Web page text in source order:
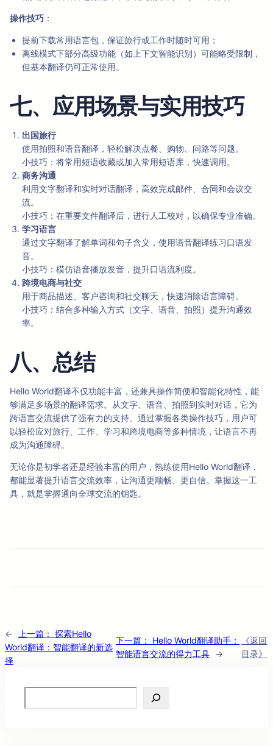
操作技巧 ：
提前下载常用语言包，保证旅行或工作时随时可用；
离线模式下部分高级功能（如上下文智能识别）可能略受限制，
但基本翻译仍可正常使用。
七、应用场景与实用技巧
出国旅行
使用拍照和语音翻译，轻松解决点餐、购物、问路等问题。
小技巧：将常用短语收藏或加入常用短语库，快速调用。
商务沟通
利用文字翻译和实时对话翻译，高效完成邮件、合同和会议交
流。
小技巧：在重要文件翻译后，进行人工校对，以确保专业准确。
学习语言
通过文字翻译了解单词和句子含义，使用语音翻译练习口语发
音。
小技巧：模仿语音播放发音，提升口语流利度。
跨境电商与社交
用于商品描述、客户咨询和社交聊天，快速消除语言障碍。
小技巧：结合多种输入方式（文字、语音、拍照）提升沟通效
率。
八、总结
Hello World翻译不仅功能丰富，还兼具操作简便和智能化特性，能
够满足多场景的翻译需求。从文字、语音、拍照到实时对话，它为
跨语言交流提供了强有力的支持。通过掌握各类操作技巧，用户可
以轻松应对旅行、工作、学习和跨境电商等多种情境，让语言不再
成为沟通障碍。
无论你是初学者还是经验丰富的用户，熟练使用Hello World翻译，
都能显著提升语言交流效率，让沟通更顺畅、更自信。掌握这一工
具，就是掌握通向全球交流的钥匙。
← 上一篇： 探索Hello
World翻译：智能翻译的新选
择
下一篇：
Hello World翻译助手：
智能语言交流的得力工具 →
《返回
目录》